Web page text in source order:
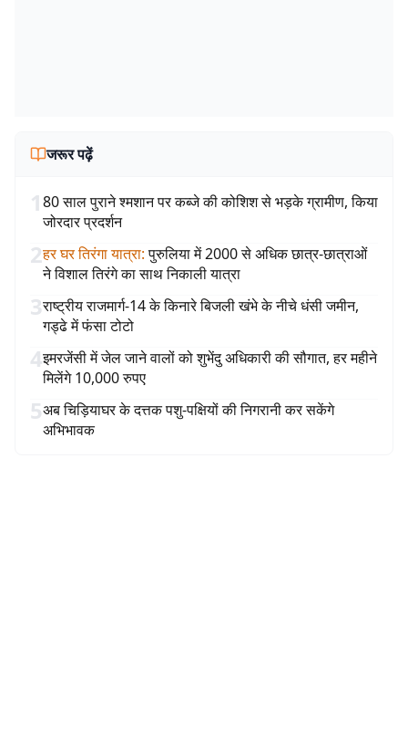
जरूर पढ़ें
180 साल पुराने श्मशान पर कब्जे की कोशिश से भड़के ग्रामीण, किया
जोरदार प्रदर्शन
2हर घर तिरंगा यात्रा: पुरुलिया में 2000 से अधिक छात्र-छात्राओं
ने विशाल तिरंगे का साथ निकाली यात्रा
3राष्ट्रीय राजमार्ग-14 के किनारे बिजली खंभे के नीचे धंसी जमीन,
गड्ढे में फंसा टोटो
4इमरजेंसी में जेल जाने वालों को शुभेंदु अधिकारी की सौगात, हर महीने
मिलेंगे 10,000 रुपए
5अब चिड़ियाघर के दत्तक पशु-पक्षियों की निगरानी कर सकेंगे
अभिभावक